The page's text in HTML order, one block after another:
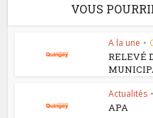
VOUS
A la une •
RELEVÉ
Actualités •
APA